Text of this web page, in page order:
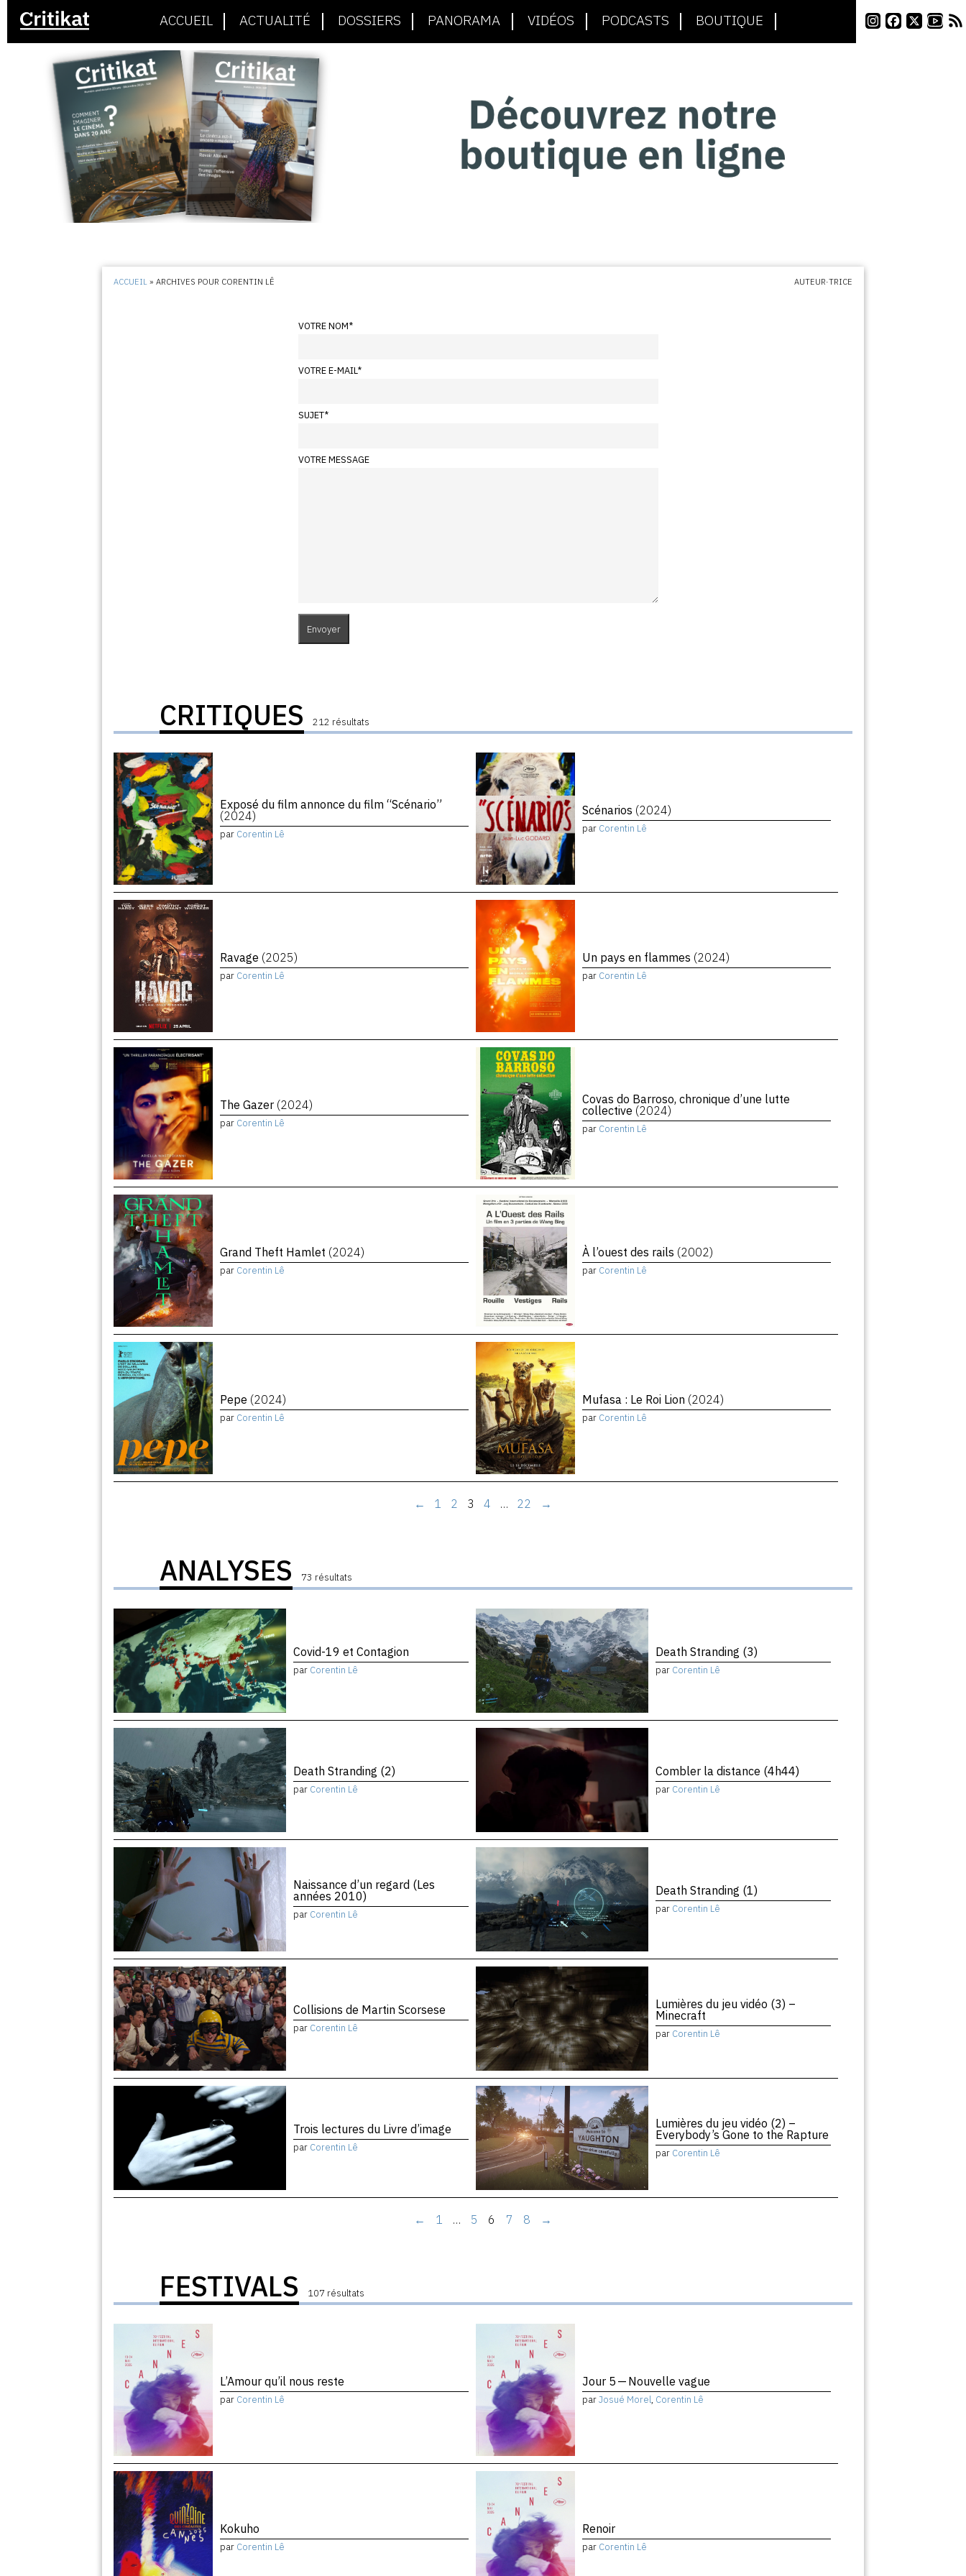
ACCUEIL ACTUALITÉ DOSSIERS PANORAMA VIDÉOS PODCASTS BOUTIQUE
ACCUEIL »ARCHIVES POUR CORENTIN LÊ AUTEUR·TRICE
VOTRE NOM*
VOTRE E-MAIL*
SUJET*
VOTRE MESSAGE
CRITIQUES 212 résultats
Exposé du film annonce du film “Scénario”
(2024)
par Corentin Lê
Scénarios (2024)
par Corentin Lê
Ravage (2025)
par Corentin Lê
Un pays en flammes (2024)
par Corentin Lê
The Gazer (2024)
par Corentin Lê
Covas do Barroso, chronique d’une lutte
collective (2024)
par Corentin Lê
Grand Theft Hamlet (2024)
par Corentin Lê
À l’ouest des rails (2002)
par Corentin Lê
Pepe (2024)
par Corentin Lê
Mufasa : Le Roi Lion (2024)
par Corentin Lê
← 1 2 3 4 … 22 →
ANALYSES 73 résultats
Covid-19 et Contagion
par Corentin Lê
Death Stranding (3)
par Corentin Lê
Death Stranding (2)
par Corentin Lê
Combler la distance (4h44)
par Corentin Lê
Naissance d’un regard (Les
années 2010)
par Corentin Lê
Death Stranding (1)
par Corentin Lê
Collisions de Martin Scorsese
par Corentin Lê
Lumières du jeu vidéo (3) –
Minecraft
par Corentin Lê
Trois lectures du Livre d’image
par Corentin Lê
Lumières du jeu vidéo (2) –
Everybody’s Gone to the Rapture
par Corentin Lê
← 1 … 5 6 7 8 →
FESTIVALS 107 résultats
L’Amour qu’il nous reste
par Corentin Lê
Jour 5 — Nouvelle vague
parJosué Morel, Corentin Lê
Kokuho
par Corentin Lê
Renoir
par Corentin Lê